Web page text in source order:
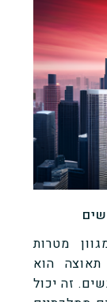
מטרות
הוא
זה יכול